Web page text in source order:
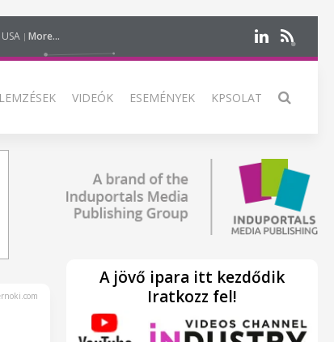
USA More...
VIDEÓK ESEMÉNYEK KPSOLAT
A jövő ipara itt kezdődik
Iratkozz fel!